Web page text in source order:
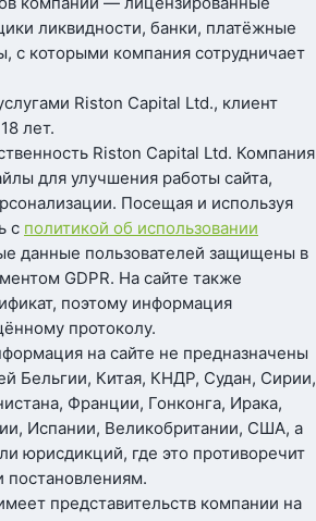
ликвидности, банки, платёжные
с которыми компания сотрудничает
Riston Capital Ltd., клиент
лет.
Riston Capital Ltd. Компания
для улучшения работы сайта,
Посещая и используя
с политикой об использовании
данные пользователей защищены в
GDPR. На сайте также
поэтому информация
протоколу.
на сайте не предназначены
Бельгии, Китая, КНДР, Судан, Сирии,
Франции, Гонконга, Ирака,
Испании, Великобритании, США, а
юрисдикций, где это противоречит
постановлениям.
представительств компании на